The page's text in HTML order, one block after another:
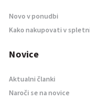
Novo v ponudbi
Kako nakupovati v
Novice
Aktualni članki
Naroči se na novice